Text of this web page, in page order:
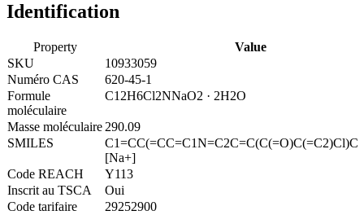
Identification
Property
Value
SKU
10933059
Numéro CAS
620-45-1
Formule
moléculaire
C12H6Cl2NNaO2 · 2H2O
Masse moléculaire 290.09
SMILES
[Na+]
Code REACH
Y113
Inscrit au TSCA
Oui
Code tarifaire
29252900